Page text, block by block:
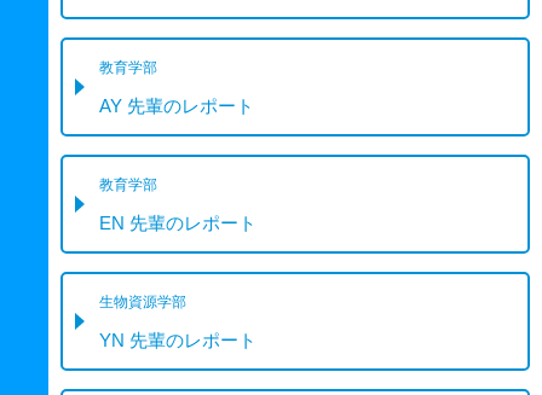
教育学部
AY 先輩のレポート
教育学部
EN 先輩のレポート
生物資源学部
YN 先輩のレポート